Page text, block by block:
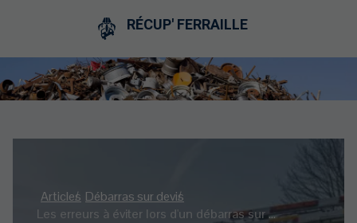
RÉCUP' FERRAILLE
Articles Débarras sur devis
Les erreurs à éviter lors d'un débarras sur devis